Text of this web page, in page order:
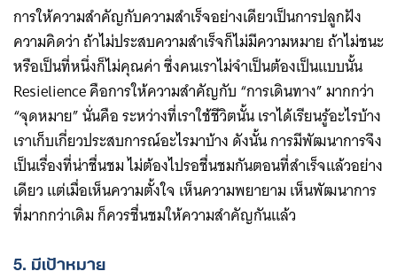
การให้ความสำคัญกับความสำเร็จอย่างเดียวเป็นการปลูกฝัง
ความคิดว่า ถ้าไม่ประสบความสำเร็จก็ไม่มีความหมาย ถ้าไม่ชนะ
หรือเป็นที่หนึ่งก็ไม่คุณค่า ซึ่งคนเราไม่จำเป็นต้องเป็นแบบนั้น
Resielience คือการให้ความสำคัญกับ “การเดินทาง” มากกว่า
“จุดหมาย” นั่นคือ ระหว่างที่เราใช้ชีวิตนั้น เราได้เรียนรู้อะไรบ้าง
เราเก็บเกี่ยวประสบการณ์อะไรมาบ้าง ดังนั้น การมีพัฒนาการจึง
เป็นเรื่องที่น่าชื่นชม ไม่ต้องไปรอชื่นชมกันตอนที่สำเร็จแล้วอย่าง
เดียว แต่เมื่อเห็นความตั้งใจ เห็นความพยายาม เห็นพัฒนาการ
ที่มากกว่าเดิม ก็ควรชื่นชมให้ความสำคัญกันแล้ว
5. มีเป้าหมาย